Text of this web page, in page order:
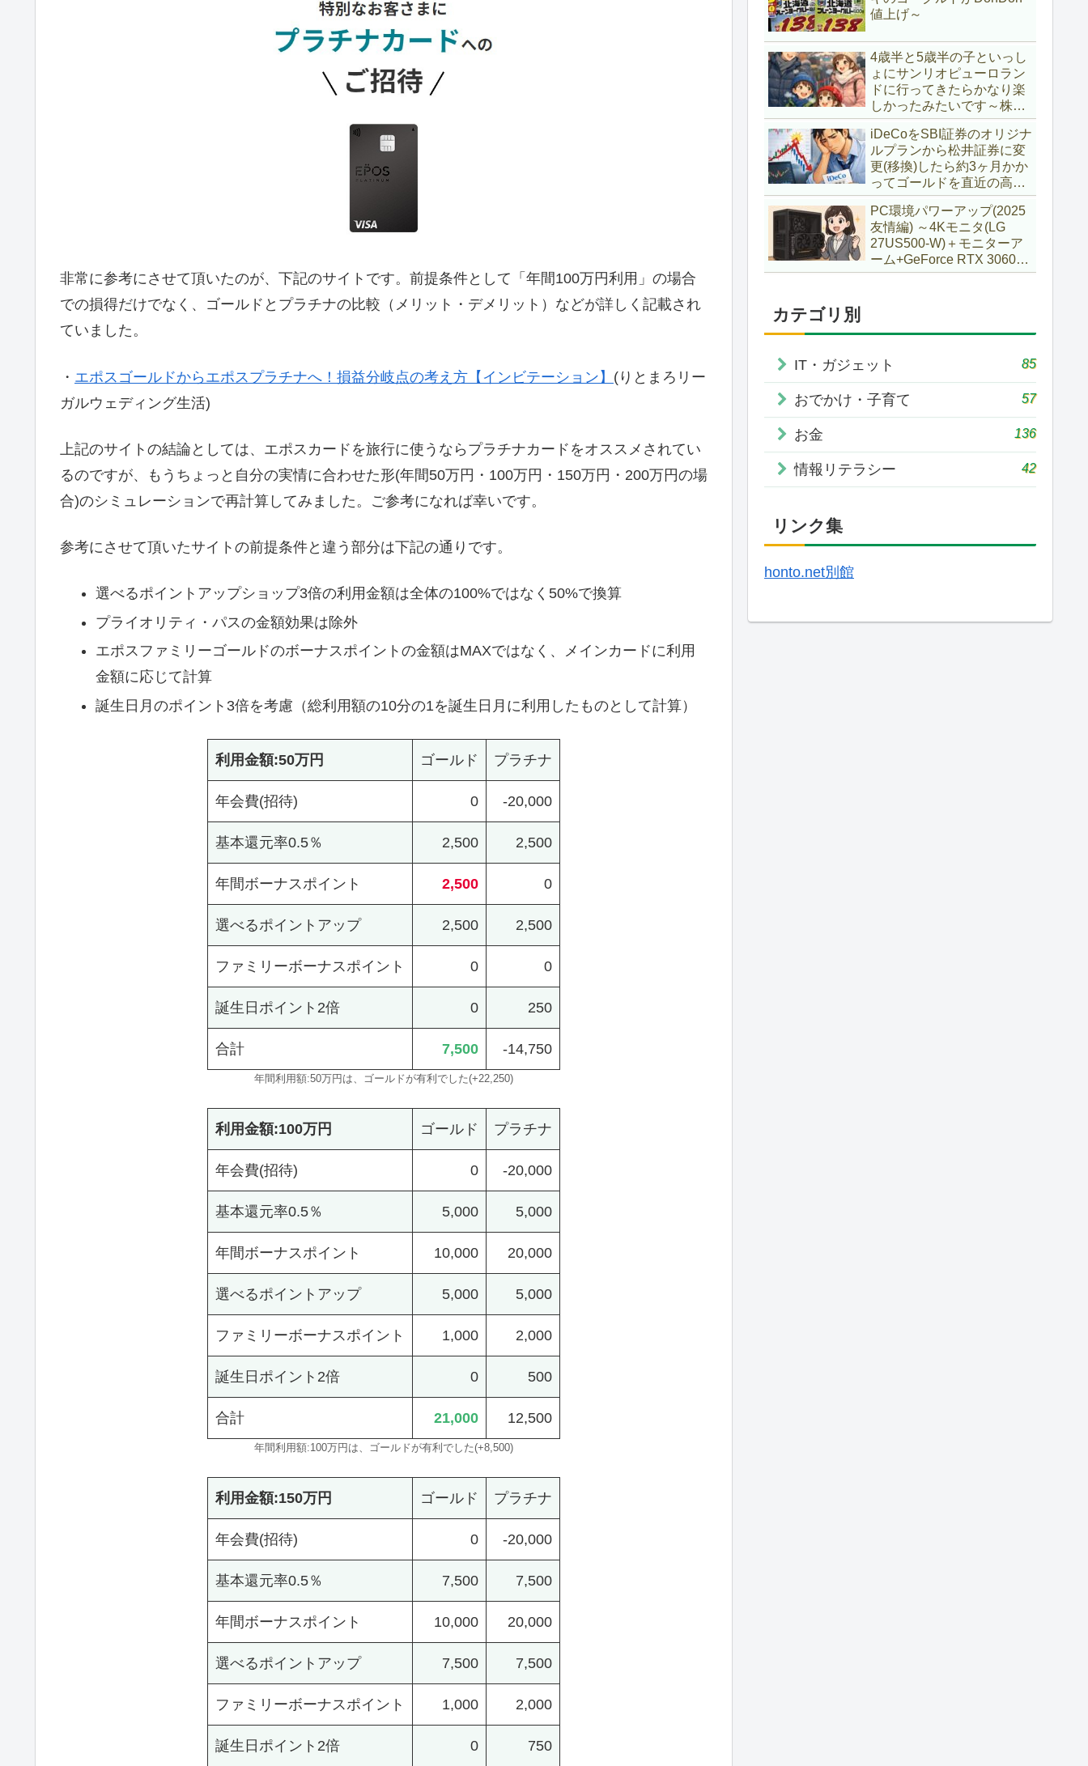
非常に参考にさせて頂いたのが、下記のサイトです。前提条件として「年間100万円利用」の場合
での損得だけでなく、ゴールドとプラチナの比較（メリット・デメリット）などが詳しく記載され
ていました。
・ エポスゴールドからエポスプラチナへ！損益分岐点の考え方【インビテーション】 (りとまろリー
ガルウェディング生活)
上記のサイトの結論としては、エポスカードを旅行に使うならプラチナカードをオススメされてい
るのですが、もうちょっと自分の実情に合わせた形(年間50万円・100万円・150万円・200万円の場
合)のシミュレーションで再計算してみました。ご参考になれば幸いです。
参考にさせて頂いたサイトの前提条件と違う部分は下記の通りです。
選べるポイントアップショップ3倍の利用金額は全体の100%ではなく50%で換算
プライオリティ・パスの金額効果は除外
エポスファミリーゴールドのボーナスポイントの金額はMAXではなく、メインカードに利用
金額に応じて計算
誕生日月のポイント3倍を考慮（総利用額の10分の1を誕生日月に利用したものとして計算）
利用金額:50万円 ゴールド プラチナ
年会費(招待) 0 -20,000
基本還元率0.5％ 2,500 2,500
年間ボーナスポイント 2,500 0
選べるポイントアップ 2,500 2,500
ファミリーボーナスポイント 0 0
誕生日ポイント2倍 0 250
合計 7,500 -14,750
年間利用額:50万円は、ゴールドが有利でした(+22,250)
利用金額:100万円 ゴールド プラチナ
年会費(招待) 0 -20,000
基本還元率0.5％ 5,000 5,000
年間ボーナスポイント 10,000 20,000
選べるポイントアップ 5,000 5,000
ファミリーボーナスポイント 1,000 2,000
誕生日ポイント2倍 0 500
合計 21,000 12,500
年間利用額:100万円は、ゴールドが有利でした(+8,500)
利用金額:150万円 ゴールド プラチナ
年会費(招待) 0 -20,000
基本還元率0.5％ 7,500 7,500
年間ボーナスポイント 10,000 20,000
選べるポイントアップ 7,500 7,500
ファミリーボーナスポイント 1,000 2,000
誕生日ポイント2倍 0 750
値上げ～
4歳半と5歳半の子といっし
ょにサンリオピューロラン
ドに行ってきたらかなり楽
しかったみたいです～株主
優待券利用～
iDeCoをSBI証券のオリジナ
ルプランから松井証券に変
更(移換)したら約3ヶ月かか
ってゴールドを直近の高値
で購入していた話
PC環境パワーアップ(2025
友情編) ～4Kモニタ(LG
27US500-W)＋モニターア
ーム+GeForce RTX 3060Ti
VENTUS 2X 8G OCV1
カテゴリ別
IT・ガジェット 85
おでかけ・子育て 57
お金 136
情報リテラシー 42
リンク集
honto.net別館